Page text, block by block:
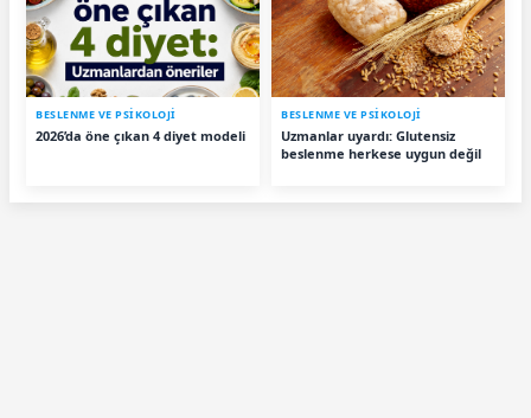
BESLENME VE PSİKOLOJİ
2026’da öne çıkan 4 diyet modeli
BESLENME VE PSİKOLOJİ
Uzmanlar uyardı: Glutensiz
beslenme herkese uygun değil